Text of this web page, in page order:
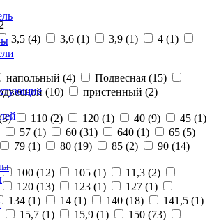
3,5 (4) 3,6 (1) 3,9 (1) 4 (1)
напольный (4) Подвесная (15)
(10) пристенный (2)
3) 110 (2) 120 (1) 40 (9) 45 (1)
57 (1) 60 (31) 640 (1) 65 (5)
79 (1) 80 (19) 85 (2) 90 (14)
100 (12) 105 (1) 11,3 (2)
120 (13) 123 (1) 127 (1)
134 (1) 14 (1) 140 (18) 141,5 (1)
15,7 (1) 15,9 (1) 150 (73)